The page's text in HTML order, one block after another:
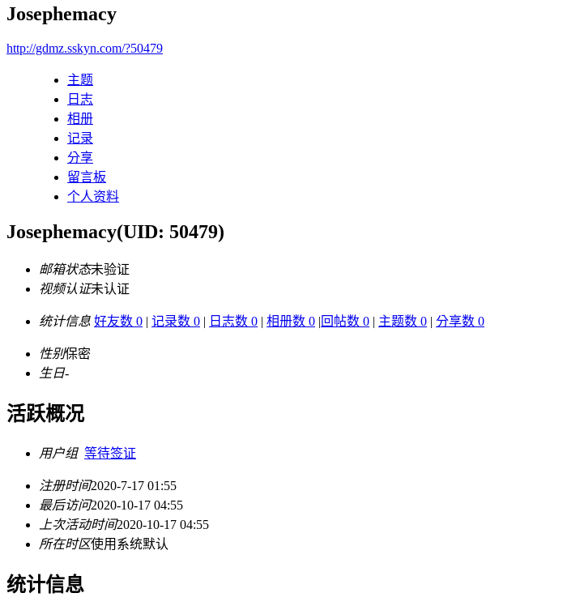
Josephemacy
http://gdmz.sskyn.com/?50479
主题
日志
相册
记录
分享
留言板
个人资料
Josephemacy(UID: 50479)
邮箱状态未验证
视频认证未认证
统计信息 好友数 0 | 记录数 0 | 日志数 0 | 相册数 0 |回帖数 0 | 主题数 0 | 分享数 0
性别保密
生日-
活跃概况
用户组 等待签证
注册时间2020-7-17 01:55
最后访问2020-10-17 04:55
上次活动时间2020-10-17 04:55
所在时区使用系统默认
统计信息